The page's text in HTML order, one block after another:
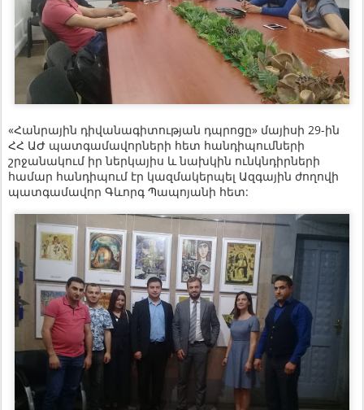
«Հանրային դիվանագիտության դպրոցը» մայիսի 29-ին
ՀՀ ԱԺ պատգամավորների հետ հանդիպումների
շրջանակում իր ներկայիս և նախկին ունկնդիրների
համար հանդիպում էր կազմակերպել Ազգային ժողովի
պատգամավոր Գևորգ Պապոյանի հետ: